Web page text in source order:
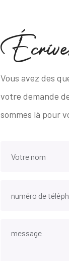
Écrive
Vous avez des
votre demande
sommes là pour